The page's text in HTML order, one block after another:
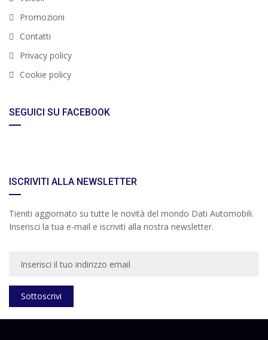
Promozioni
Contatti
Privacy policy
Cookie policy
SEGUICI SU FACEBOOK
ISCRIVITI ALLA NEWSLETTER
Tieniti aggiornato su tutte le novità del mondo Dati Automobili.
Inserisci la tua e-mail e iscriviti alla nostra newsletter.
Sottoscrivi